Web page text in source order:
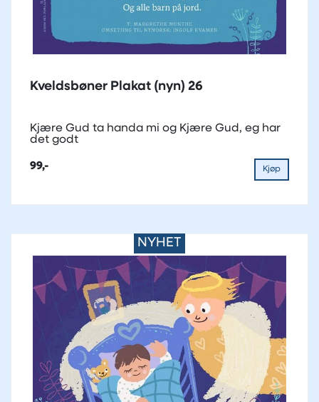
Kveldsbøner Plakat (nyn) 26
Kjære Gud ta handa mi og Kjære Gud, eg har
det godt
99,- Kjøp
NYHET